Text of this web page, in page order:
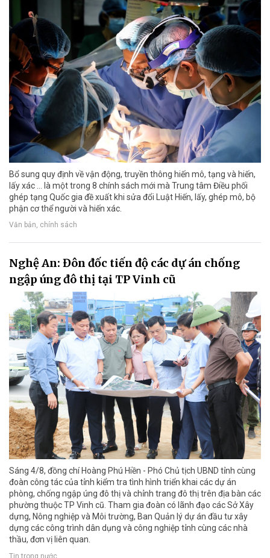
Bổ sung quy định về vận động, truyền thông hiến mô, tạng và hiến,
lấy xác ... là một trong 8 chính sách mới mà Trung tâm Điều phối
ghép tạng Quốc gia đề xuất khi sửa đổi Luật Hiến, lấy, ghép mô, bộ
phận cơ thể người và hiến xác.
Văn bản, chính sách
Nghệ An: Đôn đốc tiến độ các dự án chống
ngập úng đô thị tại TP Vinh cũ
Sáng 4/8, đồng chí Hoàng Phú Hiền - Phó Chủ tịch UBND tỉnh cùng
đoàn công tác của tỉnh kiểm tra tình hình triển khai các dự án
phòng, chống ngập úng đô thị và chỉnh trang đô thị trên địa bàn các
phường thuộc TP Vinh cũ. Tham gia đoàn có lãnh đạo các Sở Xây
dựng, Nông nghiệp và Môi trường, Ban Quản lý dự án đầu tư xây
dựng các công trình dân dụng và công nghiệp tỉnh cùng các nhà
thầu, đơn vị liên quan.
Tin trong nước